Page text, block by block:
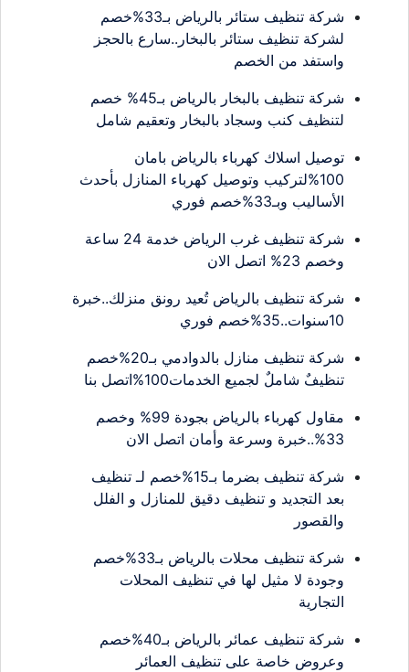
شركة تنظيف ستائر بالرياض بـ33%خصم
لشركة تنظيف ستائر بالبخار..سارع بالحجز
واستفد من الخصم
شركة تنظيف بالبخار بالرياض بـ45% خصم
لتنظيف كنب وسجاد بالبخار وتعقيم شامل
توصيل اسلاك كهرباء بالرياض بامان
100%لتركيب وتوصيل كهرباء المنازل بأحدث
الأساليب وبـ33%خصم فوري
شركة تنظيف غرب الرياض خدمة 24 ساعة
وخصم 23% اتصل الان
شركة تنظيف بالرياض تُعيد رونق منزلك..خبرة
10سنوات..35%خصم فوري
شركة تنظيف منازل بالدوادمي بـ20%خصم
تنظيفٌ شاملٌ لجميع الخدمات100%اتصل بنا
مقاول كهرباء بالرياض بجودة 99% وخصم
33%..خبرة وسرعة وأمان اتصل الان
شركة تنظيف بضرما بـ15%خصم لـ تنظيف
بعد التجديد و تنظيف دقيق للمنازل و الفلل
والقصور
شركة تنظيف محلات بالرياض بـ33%خصم
وجودة لا مثيل لها في تنظيف المحلات
التجارية
شركة تنظيف عمائر بالرياض بـ40%خصم
وعروض خاصة على تنظيف العمائر